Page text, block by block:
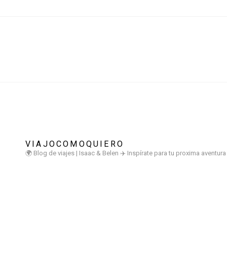
VIAJOCOMOQUIERO
🌍 Blog de viajes | Isaac & Belen ✈️ Inspírate para tu proxima aventura